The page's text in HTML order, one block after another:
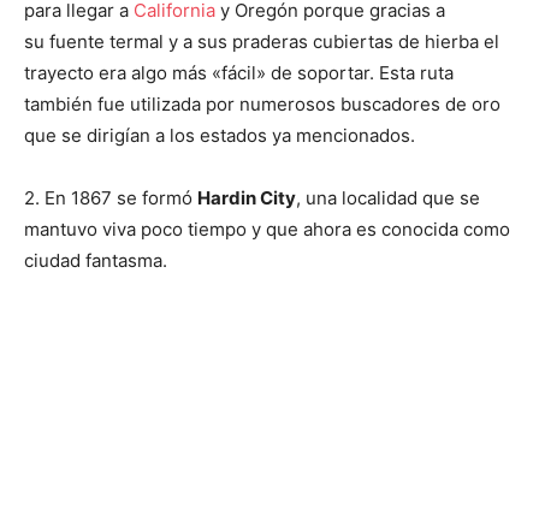
para llegar a California y Oregón porque gracias a
su fuente termal y a sus praderas cubiertas de hierba el
trayecto era algo más «fácil» de soportar. Esta ruta
también fue utilizada por numerosos buscadores de oro
que se dirigían a los estados ya mencionados.
2. En 1867 se formó Hardin City, una localidad que se
mantuvo viva poco tiempo y que ahora es conocida como
ciudad fantasma.